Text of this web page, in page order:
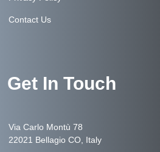
Contact Us
Get In Touch
Via Carlo Montù 78
22021 Bellagio CO, Italy